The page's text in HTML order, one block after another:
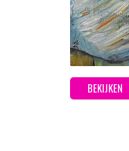
BEKIJKEN